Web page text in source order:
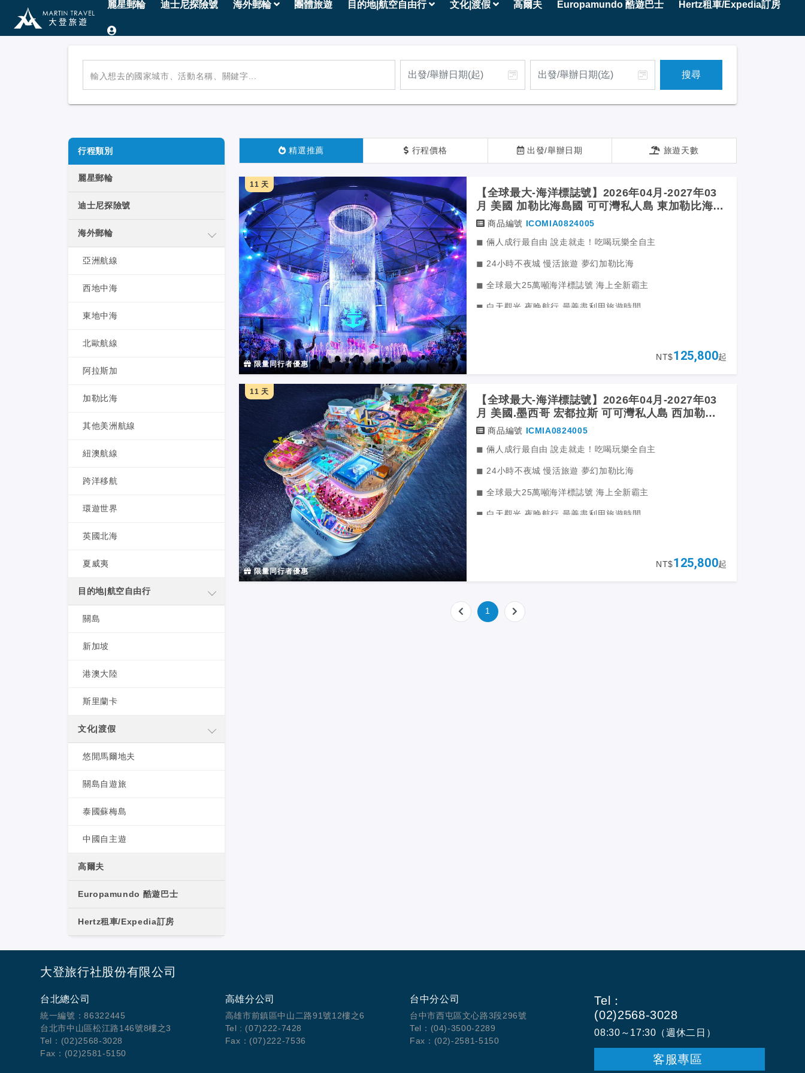
麗星郵輪 迪士尼探險號 海外郵輪 團體旅遊 目的地|航空自由行 文化|渡假 高爾夫 Europamundo 酷遊巴士 Hertz租車/Expedia訂房
輸入想去的國家城市、活動名稱、關鍵字... 搜尋
行程類別
麗星郵輪
迪士尼探險號
海外郵輪
亞洲航線
西地中海
東地中海
北歐航線
阿拉斯加
加勒比海
其他美洲航線
紐澳航線
跨洋移航
環遊世界
英國北海
夏威夷
目的地|航空自由行
關島
新加坡
港澳大陸
斯里蘭卡
文化|渡假
悠閒馬爾地夫
關島自遊旅
泰國蘇梅島
中國自主遊
高爾夫
Europamundo 酷遊巴士
Hertz租車/Expedia訂房
精選推薦 行程價格 出發/舉辦日期 旅遊天數
限量同行者優惠
11 天
【全球最大-海洋標誌號】2026年04月-2027年03
月 美國 加勒比海島國 可可灣私人島 東加勒比海11
天9夜 郵輪自由行
商品編號 ICOMIA0824005
◼ 倆人成行最自由 說走就走！吃喝玩樂全自主
◼ 24小時不夜城 慢活旅遊 夢幻加勒比海
◼ 全球最大25萬噸海洋標誌號 海上全新霸主
◼ 白天觀光 夜晚航行 最善盡利用旅遊時間
NT$125,800起
限量同行者優惠
11 天
【全球最大-海洋標誌號】2026年04月-2027年03
月 美國.墨西哥 宏都拉斯 可可灣私人島 西加勒比
海 11天9夜郵輪自由行
商品編號 ICMIA0824005
◼ 倆人成行最自由 說走就走！吃喝玩樂全自主
◼ 24小時不夜城 慢活旅遊 夢幻加勒比海
◼ 全球最大25萬噸海洋標誌號 海上全新霸主
◼ 白天觀光 夜晚航行 最善盡利用旅遊時間
NT$125,800起
1
大登旅行社股份有限公司
台北總公司
統一編號：86322445
台北市中山區松江路146號8樓之3
Tel：(02)2568-3028
Fax：(02)2581-5150
高雄分公司
高雄市前鎮區中山二路91號12樓之6
Tel : (07)222-7428
Fax：(07)222-7536
台中分公司
台中市西屯區文心路3段296號
Tel：(04)-3500-2289
Fax：(02)-2581-5150
Tel：
(02)2568-3028
08:30～17:30（週休二日）
客服專區